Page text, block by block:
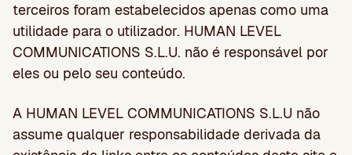
terceiros foram estabelecidos apenas como uma
utilidade para o utilizador. HUMAN LEVEL
COMMUNICATIONS S.L.U. não é responsável por
eles ou pelo seu conteúdo.
A HUMAN LEVEL COMMUNICATIONS S.L.U não
assume qualquer responsabilidade derivada da